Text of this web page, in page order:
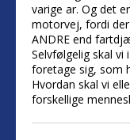
varige ar. Og det
motorvej, fordi
ANDRE end
Selvfølgelig skal
foretage sig, som
Hvordan skal vi
forskellige